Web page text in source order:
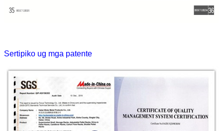
Sertipiko ug mga patente